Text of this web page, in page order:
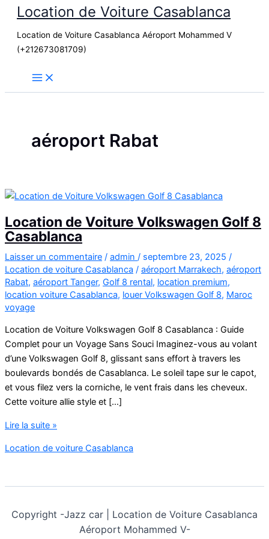
contenu
Location de Voiture Casablanca
Location de Voiture Casablanca Aéroport Mohammed V
(+212673081709)
aéroport Rabat
Location de Voiture Volkswagen Golf 8
Casablanca
Laisser un commentaire / admin / septembre 23, 2025 /
Location de voiture Casablanca / aéroport Marrakech, aéroport
Rabat, aéroport Tanger, Golf 8 rental, location premium,
location voiture Casablanca, louer Volkswagen Golf 8, Maroc
voyage
Location de Voiture Volkswagen Golf 8 Casablanca : Guide
Complet pour un Voyage Sans Souci Imaginez-vous au volant
d’une Volkswagen Golf 8, glissant sans effort à travers les
boulevards bondés de Casablanca. Le soleil tape sur le capot,
et vous filez vers la corniche, le vent frais dans les cheveux.
Cette voiture allie style et […]
Location
Voiture
Casablanca
Lire la suite »
Location de voiture Casablanca
Copyright -Jazz car | Location de Voiture Casablanca
Aéroport Mohammed V-